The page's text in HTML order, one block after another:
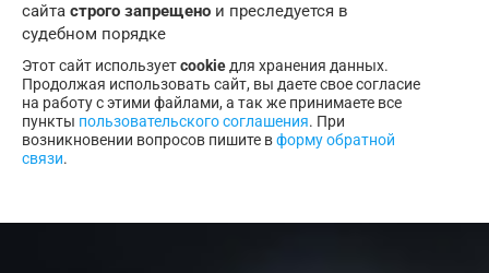
сайта строго запрещено и преследуется в
судебном порядке
Этот сайт используетcookie для хранения данных.
Продолжая использовать сайт, вы даете свое согласие
на работу с этими файлами, а так же принимаете все
пункты пользовательского соглашения. При
возникновении вопросов пишите вформу обратной
связи.